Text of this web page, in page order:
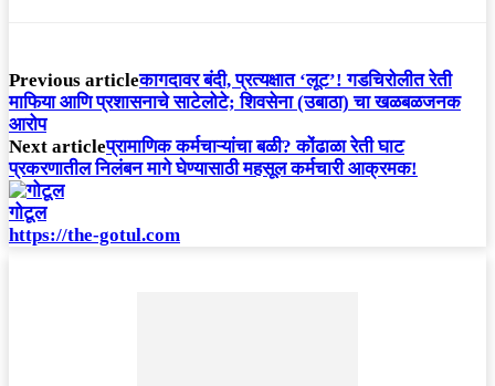
Previous articleकागदावर बंदी, प्रत्यक्षात ‘लूट’! गडचिरोलीत रेती
माफिया आणि प्रशासनाचे साटेलोटे; शिवसेना (उबाठा) चा खळबळजनक
आरोप
Next articleप्रामाणिक कर्मचाऱ्यांचा बळी? कोंढाळा रेती घाट
प्रकरणातील निलंबन मागे घेण्यासाठी महसूल कर्मचारी आक्रमक!
गोटूल
https://the-gotul.com